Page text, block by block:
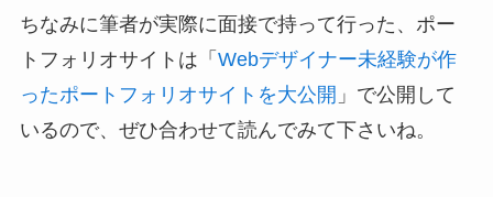
ちなみに筆者が実際に面接で持って行った、ポー
トフォリオサイトは「 Webデザイナー未経験が作
ったポートフォリオサイトを大公開 」で公開して
いるので、ぜひ合わせて読んでみて下さいね。